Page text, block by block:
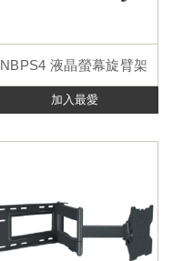
NBPS4 液晶螢幕旋臂架
加入最愛